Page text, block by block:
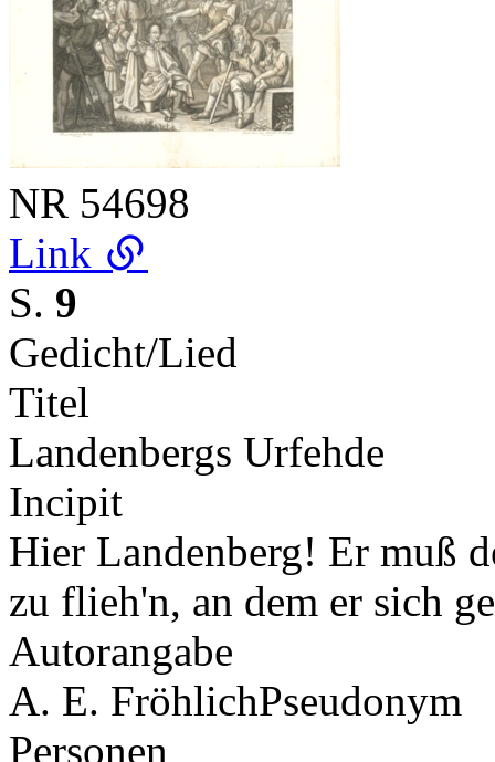
NR 54698
Link
S. 9
Gedicht/Lied
Titel
Landenbergs Urfehde
Incipit
Hier Landenberg! Er muß
zu flieh'n, an dem er sich
Autorangabe
A. E. FröhlichPseudonym
Personen